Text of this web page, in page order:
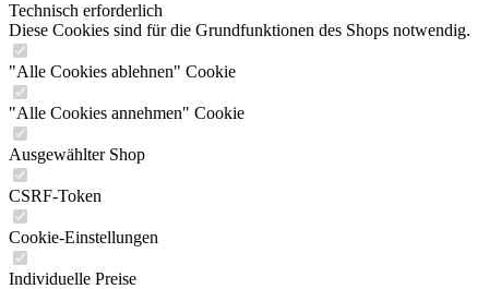
Technisch erforderlich
Diese Cookies sind für die Grundfunktionen des Shops notwendig.
"Alle Cookies ablehnen" Cookie
"Alle Cookies annehmen" Cookie
Ausgewählter Shop
CSRF-Token
Cookie-Einstellungen
Individuelle Preise